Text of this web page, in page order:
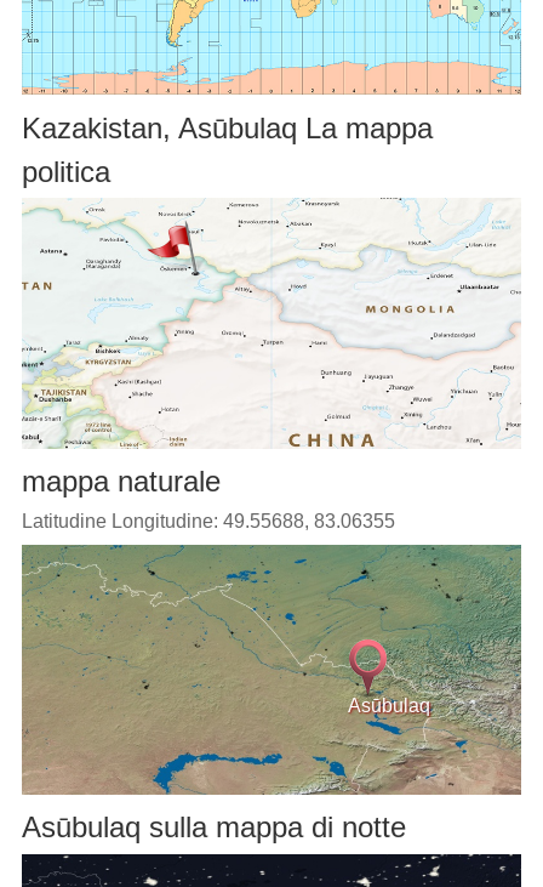
Kazakistan, Asūbulaq La mappa
politica
mappa naturale
Latitudine Longitudine: 49.55688, 83.06355
Asūbulaq
Asūbulaq sulla mappa di notte